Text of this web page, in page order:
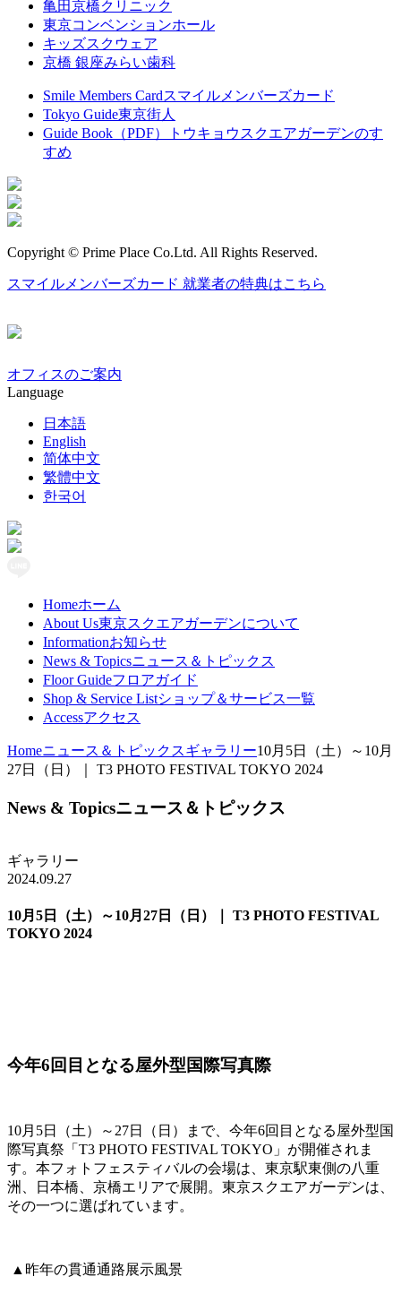
亀田京橋クリニック
東京コンベンションホール
キッズスクウェア
京橋 銀座みらい歯科
Smile Members Cardスマイルメンバーズカード
Tokyo Guide東京街人
Guide Book（PDF）
トウキョウスクエアガーデンのす
すめ
Copyright © Prime Place Co.Ltd. All Rights Reserved.
スマイルメンバーズカード 就業者の特典はこちら
オフィスのご案内
Language
日本語
English
简体中文
繁體中文
한국어
Homeホーム
About Us東京スクエアガーデンについて
Informationお知らせ
News & Topicsニュース＆トピックス
Floor Guideフロアガイド
Shop & Service Listショップ＆サービス一覧
Access​アクセス
Homeニュース＆トピックスギャラリー10月5日（土）～10月
27日（日）｜ T3 PHOTO FESTIVAL TOKYO 2024
News & Topicsニュース＆トピックス
ギャラリー
2024.09.27
10月5日（土）～10月27日（日）｜ T3 PHOTO FESTIVAL
TOKYO 2024
今年6回目となる屋外型国際写真際
10月5日（土）～27日（日）まで、今年6回目となる屋外型国
際写真祭「 T3 PHOTO FESTIVAL TOKYO 」が開催されま
す。本フォトフェスティバルの会場は、東京駅東側の八重
洲、日本橋、京橋エリアで展開。東京スクエアガーデンは、
その一つに選ばれています。
▲昨年の貫通通路展示風景